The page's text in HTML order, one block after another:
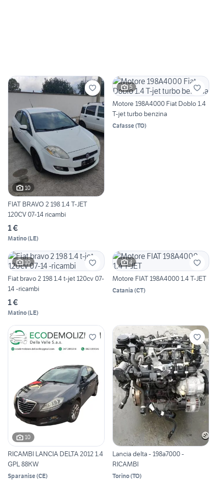
10
FIAT BRAVO 2 198 1.4 T-JET
120CV 07-14 ricambi
1 €
Matino(LE)
5
Motore 198A4000 Fiat Doblo 1.4
T-jet turbo benzina
Cafasse(TO)
10
Fiat bravo 2 198 1.4 t-jet 120cv 07-
14 -ricambi
1 €
Matino(LE)
4
Motore FIAT 198A4000 1.4 T-JET
Catania (CT)
10
RICAMBI LANCIA DELTA 2012 1.4
GPL 88KW
Sparanise(CE)
Lancia delta - 198a7000 -
RICAMBI
Torino(TO)